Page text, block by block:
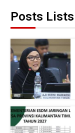
Posts Lists